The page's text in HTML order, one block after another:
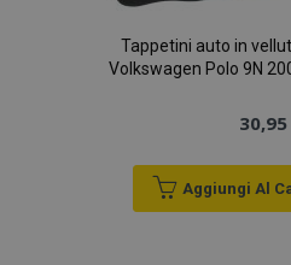
Tappetini auto in
Volkswagen Polo 9N
Aggiungi Al